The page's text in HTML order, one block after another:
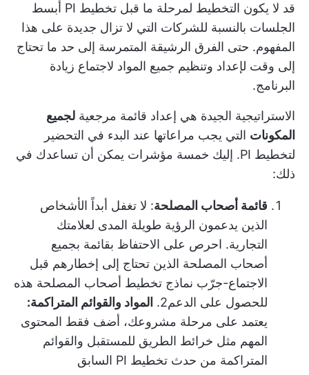
قد لا يكون التخطيط لمرحلة ما قبل تخطيط PI أبسط
الجلسات بالنسبة للشركات التي لا تزال جديدة على هذا
المفهوم. حتى الفرق الرشيقة المتمرسة إلى حد ما تحتاج
إلى وقت لإعداد وتنظيم جميع المواد لاجتماع زيادة
البرنامج.
الاستراتيجية الجيدة هي إعداد قائمة مرجعية لجميع
المكونات التي يجب مراعاتها عند البدء في التحضير
لتخطيط PI. إليك خمسة مؤشرات يمكن أن تساعدك في
ذلك:
قائمة أصحاب المصلحة: لا تغفل أبداً الأشخاص
الذين يدعمون الرؤية طويلة المدى لعلامتك
التجارية. احرص على الاحتفاظ بقائمة بجميع
أصحاب المصلحة الذين تحتاج إلى إخطارهم قبل
الاجتماع-جرّب نماذج تخطيط أصحاب المصلحة هذه
للحصول على الدعم2.
المواد والقوائم المتراكمة:
يعتمد على مرحلة مشروعك، أضف فقط المحتوى
المهم مثل خرائط الطريق للمستقبل والقوائم
المتراكمة من حدث تخطيط PI السابق